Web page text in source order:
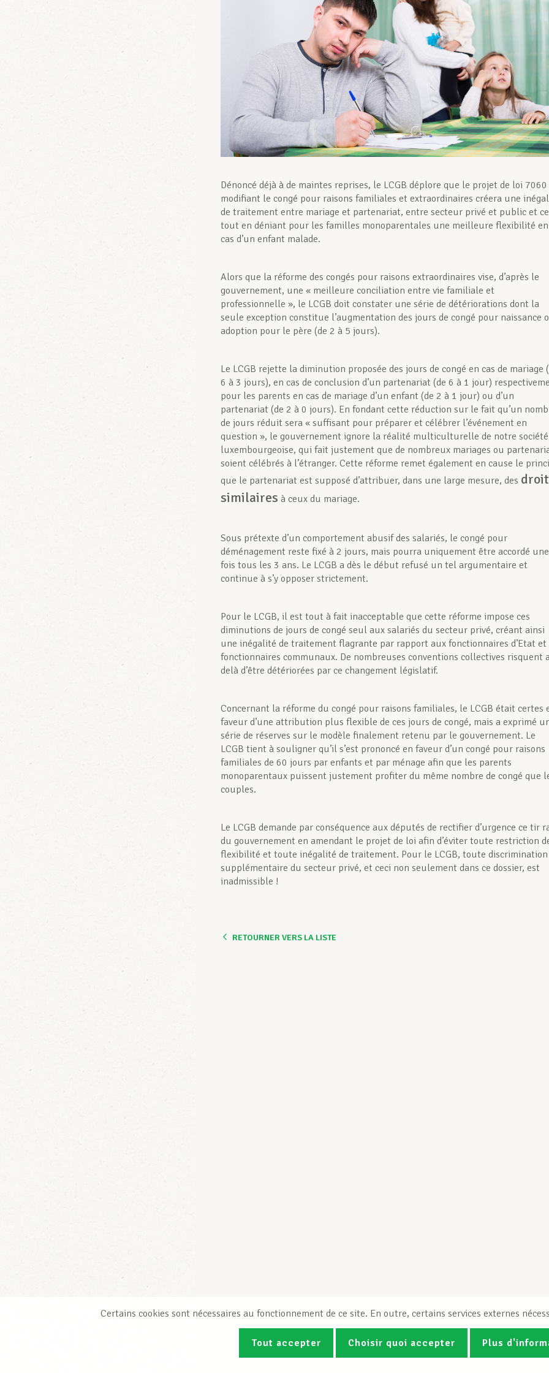
Dénoncé déjà à de maintes reprises, le LCGB déplore que le projet de loi 7060
modifiant le congé pour raisons familiales et extraordinaires créera une
de traitement entre mariage et partenariat, entre secteur privé et public et
tout en déniant pour les familles monoparentales une meilleure flexibilité en
cas d’un enfant malade.
Alors que la réforme des congés pour raisons extraordinaires vise, d’après le
gouvernement, une « meilleure conciliation entre vie familiale et
professionnelle », le LCGB doit constater une série de détériorations dont la
seule exception constitue l’augmentation des jours de congé pour naissance
adoption pour le père (de 2 à 5 jours).
Le LCGB rejette la diminution proposée des jours de congé en cas de mariage
6 à 3 jours), en cas de conclusion d’un partenariat (de 6 à 1 jour)
pour les parents en cas de mariage d’un enfant (de 2 à 1 jour) ou d’un
partenariat (de 2 à 0 jours). En fondant cette réduction sur le fait qu’un
de jours réduit sera « suffisant pour préparer et célébrer l’événement en
question », le gouvernement ignore la réalité multiculturelle de notre société
luxembourgeoise, qui fait justement que de nombreux mariages ou
soient célébrés à l’étranger. Cette réforme remet également en cause le
que le partenariat est supposé d’attribuer, dans une large mesure, des
similaires à ceux du mariage.
Sous prétexte d’un comportement abusif des salariés, le congé pour
déménagement reste fixé à 2 jours, mais pourra uniquement être accordé une
fois tous les 3 ans. Le LCGB a dès le début refusé un tel argumentaire et
continue à s’y opposer strictement.
Pour le LCGB, il est tout à fait inacceptable que cette réforme impose ces
diminutions de jours de congé seul aux salariés du secteur privé, créant ainsi
une inégalité de traitement flagrante par rapport aux fonctionnaires d’Etat et
fonctionnaires communaux. De nombreuses conventions collectives risquent
delà d’être détériorées par ce changement législatif.
Concernant la réforme du congé pour raisons familiales, le LCGB était certes
faveur d’une attribution plus flexible de ces jours de congé, mais a exprimé
série de réserves sur le modèle finalement retenu par le gouvernement. Le
LCGB tient à souligner qu’il s’est prononcé en faveur d’un congé pour raisons
familiales de 60 jours par enfants et par ménage afin que les parents
monoparentaux puissent justement profiter du même nombre de congé que
couples.
Le LCGB demande par conséquence aux députés de rectifier d’urgence ce tir
du gouvernement en amendant le projet de loi afin d’éviter toute restriction
flexibilité et toute inégalité de traitement. Pour le LCGB, toute discrimination
supplémentaire du secteur privé, et ceci non seulement dans ce dossier, est
inadmissible !
RETOURNER VERS LA LISTE
Certains cookies sont nécessaires au fonctionnement de ce site. En outre, certains services externes
Tout accepter Choisir quoi accepter Plus